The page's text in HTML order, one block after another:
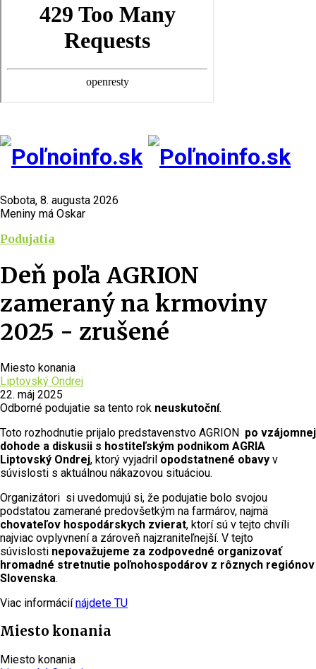
Sobota, 8. augusta 2026
Meniny má Oskar
Podujatia
Deň poľa AGRION
zameraný na krmoviny
2025 - zrušené
Miesto konania
Liptovský Ondrej
22. máj 2025
Odborné podujatie sa tento rok neuskutoční.
Toto rozhodnutie prijalo predstavenstvo AGRION po vzájomnej
dohode a diskusii s hostiteľským podnikom AGRIA
Liptovský Ondrej, ktorý vyjadril opodstatnené obavy v
súvislosti s aktuálnou nákazovou situáciou.
Organizátori si uvedomujú si, že podujatie bolo svojou
podstatou zamerané predovšetkým na farmárov, najmä
chovateľov hospodárskych zvierat, ktorí sú v tejto chvíli
najviac ovplyvnení a zároveň najzraniteľnejší. V tejto
súvislosti nepovažujeme za zodpovedné organizovať
hromadné stretnutie poľnohospodárov z rôznych regiónov
Slovenska.
Viac informáciínájdete TU
Miesto konania
Miesto konania